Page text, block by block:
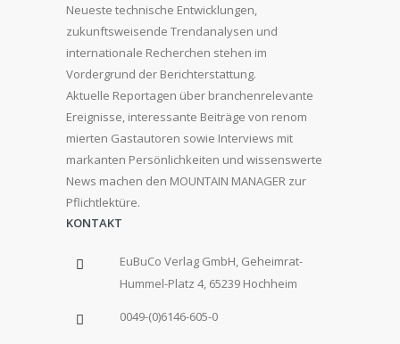
Neueste technische Entwicklungen,
zukunftsweisende Trendanalysen und
internationale Recherchen stehen im
Vordergrund der Berichterstattung.
Aktuelle Reportagen über branchenrelevante
Ereignisse, interessante Beiträge von renom
mierten Gastautoren sowie Interviews mit
markanten Persönlichkeiten und wissenswerte
News machen den MOUNTAIN MANAGER zur
Pflichtlektüre.
KONTAKT
EuBuCo Verlag GmbH, Geheimrat-
Hummel-Platz 4, 65239 Hochheim
0049-(0)6146-605-0